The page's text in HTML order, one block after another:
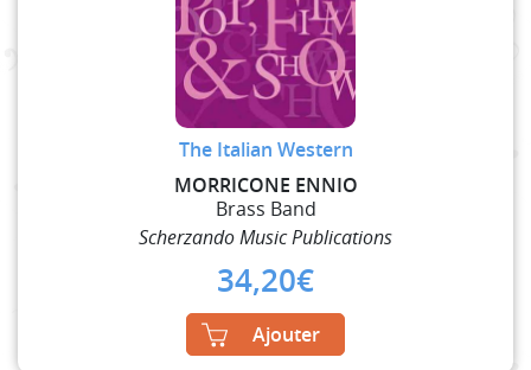
The Italian Western
MORRICONE ENNIO
Brass Band
Scherzando Music Publications
34,20€
Ajouter